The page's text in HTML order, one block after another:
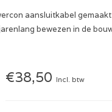
aansluitkabel
bewezen in de
€38,50 Incl. btw